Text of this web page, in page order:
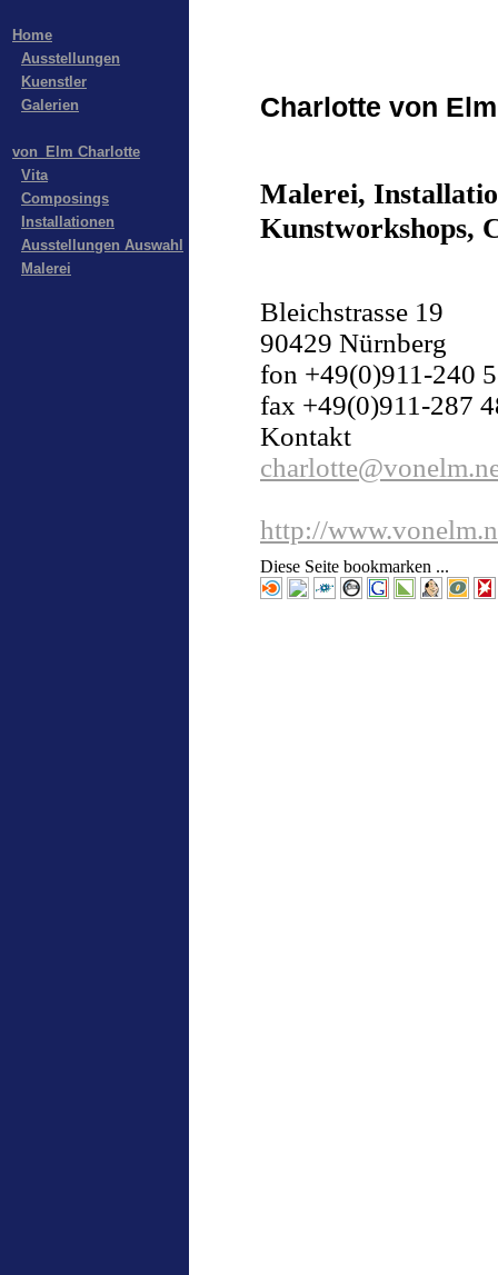
Home
Ausstellungen
Kuenstler
Galerien
von_Elm Charlotte
Vita
Composings
Installationen
Ausstellungen Auswahl
Malerei
Charlotte von Elm
Malerei,
Kunstworkshops,
Bleichstrasse 19
90429 Nürnberg
fon +49(0)911-240
fax +49(0)911-287
Kontakt
http://
Diese Seite bookmarken ...